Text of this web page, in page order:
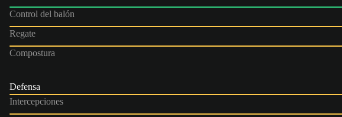
Control del balón
Regate
Compostura
Defensa
Intercepciones